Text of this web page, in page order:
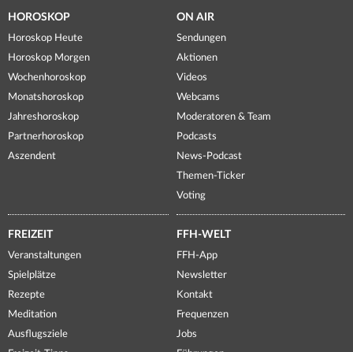
HOROSKOP
Horoskop Heute
Horoskop Morgen
Wochenhoroskop
Monatshoroskop
Jahreshoroskop
Partnerhoroskop
Aszendent
ON AIR
Sendungen
Aktionen
Videos
Webcams
Moderatoren & Team
Podcasts
News-Podcast
Themen-Ticker
Voting
FREIZEIT
Veranstaltungen
Spielplätze
Rezepte
Meditation
Ausflugsziele
FFH-WELT
FFH-App
Newsletter
Kontakt
Frequenzen
Jobs